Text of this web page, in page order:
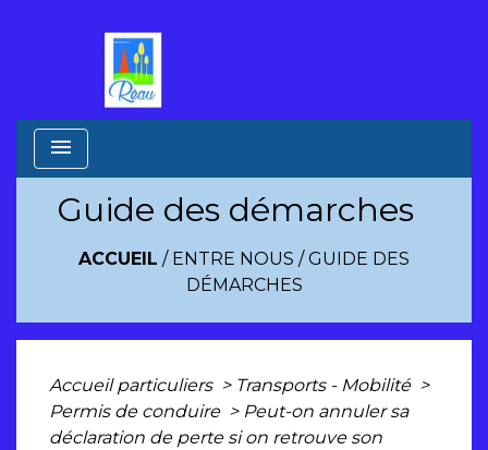
menu
Guide des démarches
ACCUEIL / ENTRE NOUS /GUIDE DES
DÉMARCHES
Accueil particuliers > Transports - Mobilité >
Permis de conduire > Peut-on annuler sa
déclaration de perte si on retrouve son